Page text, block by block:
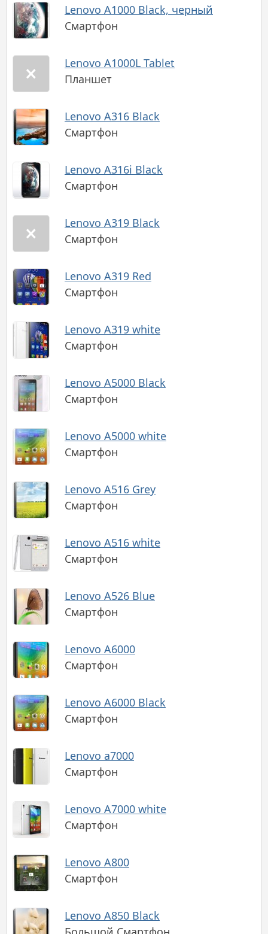
Lenovo A1000 Black, черный
Смартфон
Lenovo A1000L Tablet
Планшет
Lenovo A316 Black
Смартфон
Lenovo A316i Black
Смартфон
Lenovo A319 Black
Смартфон
Lenovo A319 Red
Смартфон
Lenovo A319 white
Смартфон
Lenovo A5000 Black
Смартфон
Lenovo A5000 white
Смартфон
Lenovo A516 Grey
Смартфон
Lenovo A516 white
Смартфон
Lenovo A526 Blue
Смартфон
Lenovo A6000
Смартфон
Lenovo A6000 Black
Смартфон
Lenovo a7000
Смартфон
Lenovo A7000 white
Смартфон
Lenovo A800
Смартфон
Lenovo A850 Black